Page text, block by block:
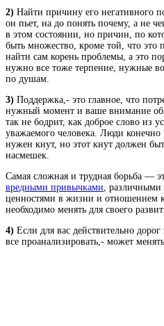
2) Найти причину его негативного
он пьет, на до понять почему, а не
в этом состоянии, но причин, по
быть множество, кроме той, что это
найти сам корень проблемы, а это
нужно все тоже терпение, нужные
по душам.
3) Поддержка,- это главное, что
нужный момент и ваше внимание
так не бодрит, как доброе слово из
уважаемого человека. Люди
нужен кнут, но этот кнут должен
насмешек.
Самая сложная и трудная борьба —
вредными привычками, различными
ценностями в жизни и отношением
необходимо менять для своего
4) Если для вас действительно
все проанализировать,- может